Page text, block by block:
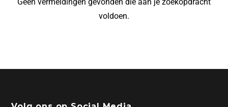
Geen vermeldingen gevonden die aan je zoekopdracht
voldoen.